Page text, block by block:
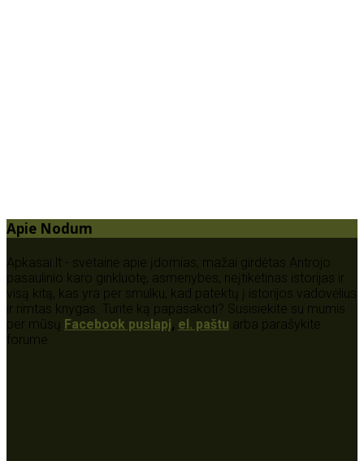
Apie Nodum
Apkasai.lt - svetainė apie įdomias, mažai girdėtas Antrojo
pasaulinio karo ginkluotę, asmenybes, neįtikėtinas istorijas ir
visą kitą, kas yra per smulku, kad patektų į istorijos vadovėlius
ir rimtas knygas. Turite ką papasakoti? Susisiekite su mumis
per mūsų Facebook puslapį, el. paštu arba parašykite
forume.